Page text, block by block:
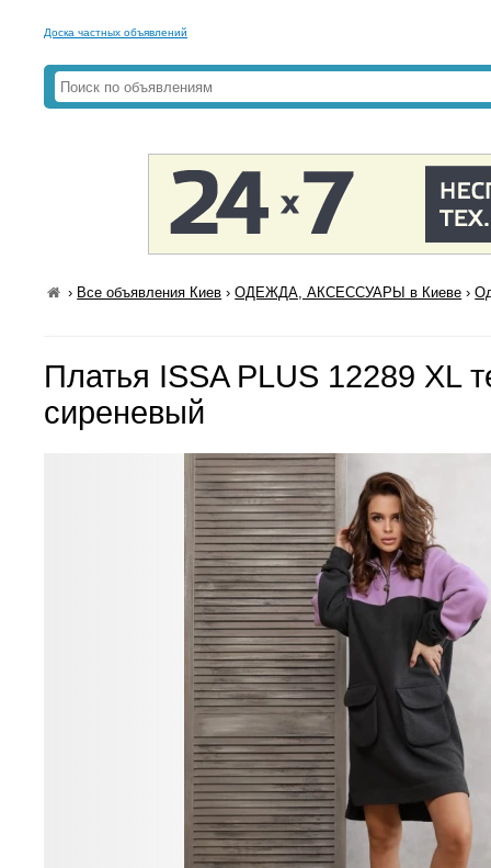
Доска частных объявлений
› Все объявления Киев ›ОДЕЖДА, АКСЕССУАРЫ в Киеве ›
Платья ISSA PLUS 12289 XL
сиреневый